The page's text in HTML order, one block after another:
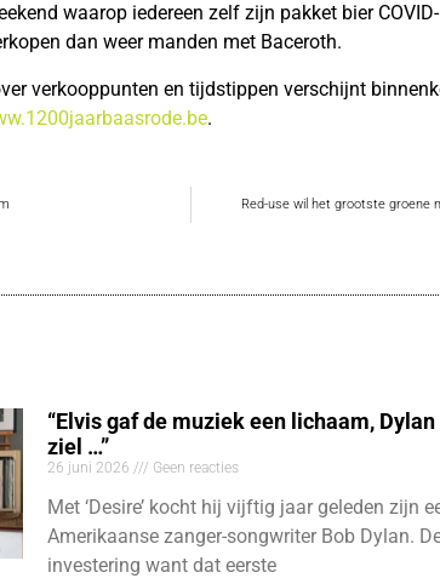
waarop iedereen zelf zijn pakket bier
dan weer manden met Baceroth.
verkooppunten en tijdstippen verschijnt
.
Red-use wil het grootste groene
“Elvis gaf de muziek een lichaam,
ziel …”
26 juni 2026 Geen reacties
Met ‘Desire’ kocht hij vijftig jaar geleden zijn
Amerikaanse zanger-songwriter Bob Dylan.
investering want dat eerste